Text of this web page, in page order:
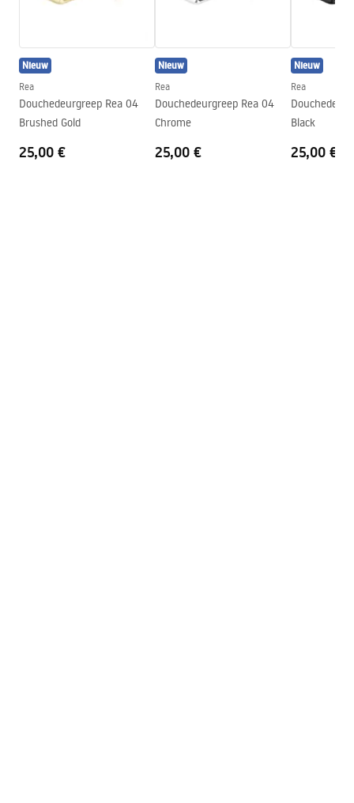
Drukregeling
Ja
Anti-Calc Systeem
Coatingtechnologie
PVD
Afstand van
wateraansluitingen
150
Garantievoorwaarden
Montage-instructies
shower_set.pdf
Nieuw
Rea
Douchedeurgreep Rea 04
Brushed Gold
25,00 €
Nieuw
Rea
Douchedeurgreep Rea 04
Chrome
25,00 €
Nieuw
Rea
Black
25,00 €